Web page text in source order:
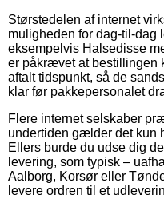
Størstedelen af internet
muligheden for dag-til-dag
eksempelvis Halsedisse
er påkrævet at bestillingen
aftalt tidspunkt, så de
klar før pakkepersonalet
Flere internet selskaber
undertiden gælder det kun
Ellers burde du udse dig
levering, som typisk –
Aalborg, Korsør eller
levere ordren til et